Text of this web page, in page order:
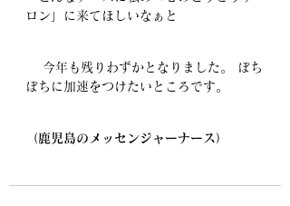
ロン」に来てほしいなぁと
今年も残りわずかとなりました。 ぼち
ぼちに加速をつけたいところです。
（鹿児島のメッセンジャーナース）